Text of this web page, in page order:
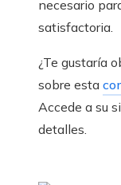
necesario
satisfactoria.
¿Te gustaría
sobre esta
Accede a su
detalles.